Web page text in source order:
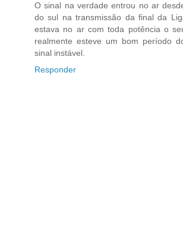
O sinal na verdade entrou no ar
do sul na transmissão da final da
estava no ar com toda potência o
realmente esteve um bom período
sinal instável.
Responder